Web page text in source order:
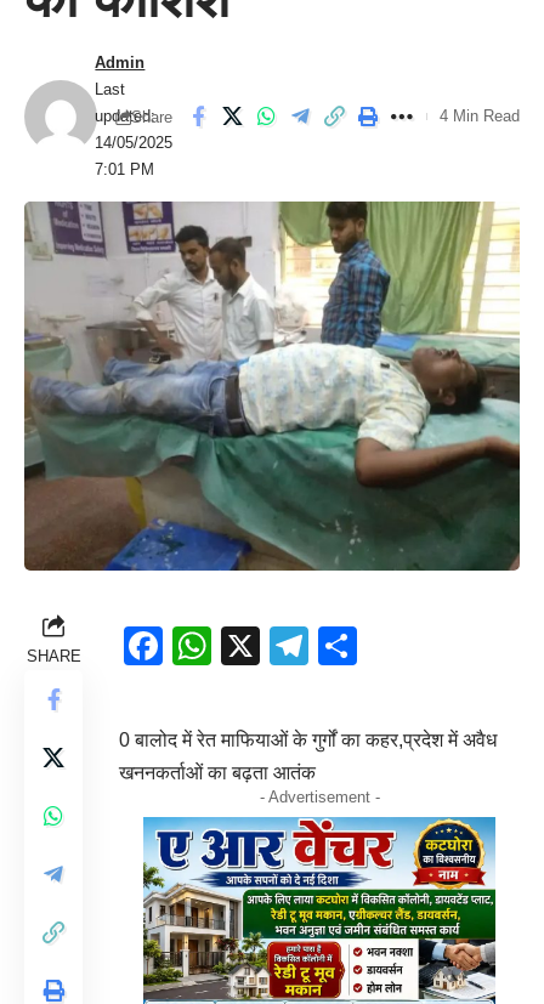
Last
updated:
14/05/2025
7:01 PM
Admin
Share 4 Min Read
SHARE Facebook
WhatsApp
X Telegram
0 बालोद में रेत माफियाओं के गुर्गों का कहर,प्रदेश में अवैध
खननकर्ताओं का बढ़ता आतंक
- Advertisement -